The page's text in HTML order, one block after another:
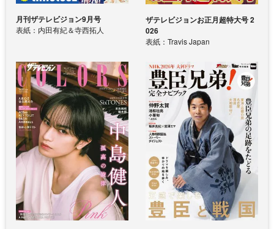
月刊ザテレビジョン9月号
表紙：内田有紀＆寺西拓人
ザテレビジョンお正月超特大号 2
026
表紙：Travis Japan